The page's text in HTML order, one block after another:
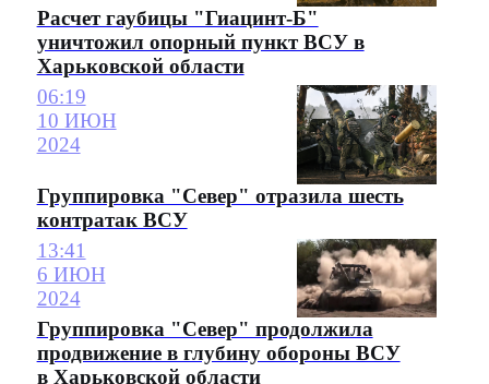
Расчет гаубицы "Гиацинт-Б"
уничтожил опорный пункт ВСУ в
Харьковской области
06:19
10 ИЮН
2024
Группировка "Север" отразила шесть
контратак ВСУ
13:41
6 ИЮН
2024
Группировка "Север" продолжила
продвижение в глубину обороны ВСУ
в Харьковской области